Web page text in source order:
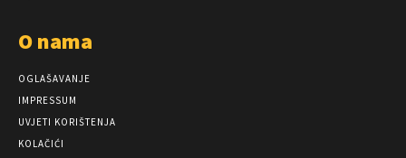
O nama
OGLAŠAVANJE
IMPRESSUM
UVJETI KORIŠTENJA
KOLAČIĆI